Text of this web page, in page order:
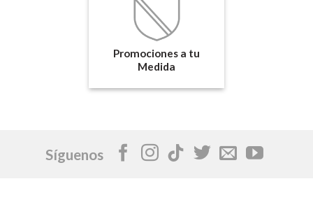
Promociones a tu
Medida
Síguenos